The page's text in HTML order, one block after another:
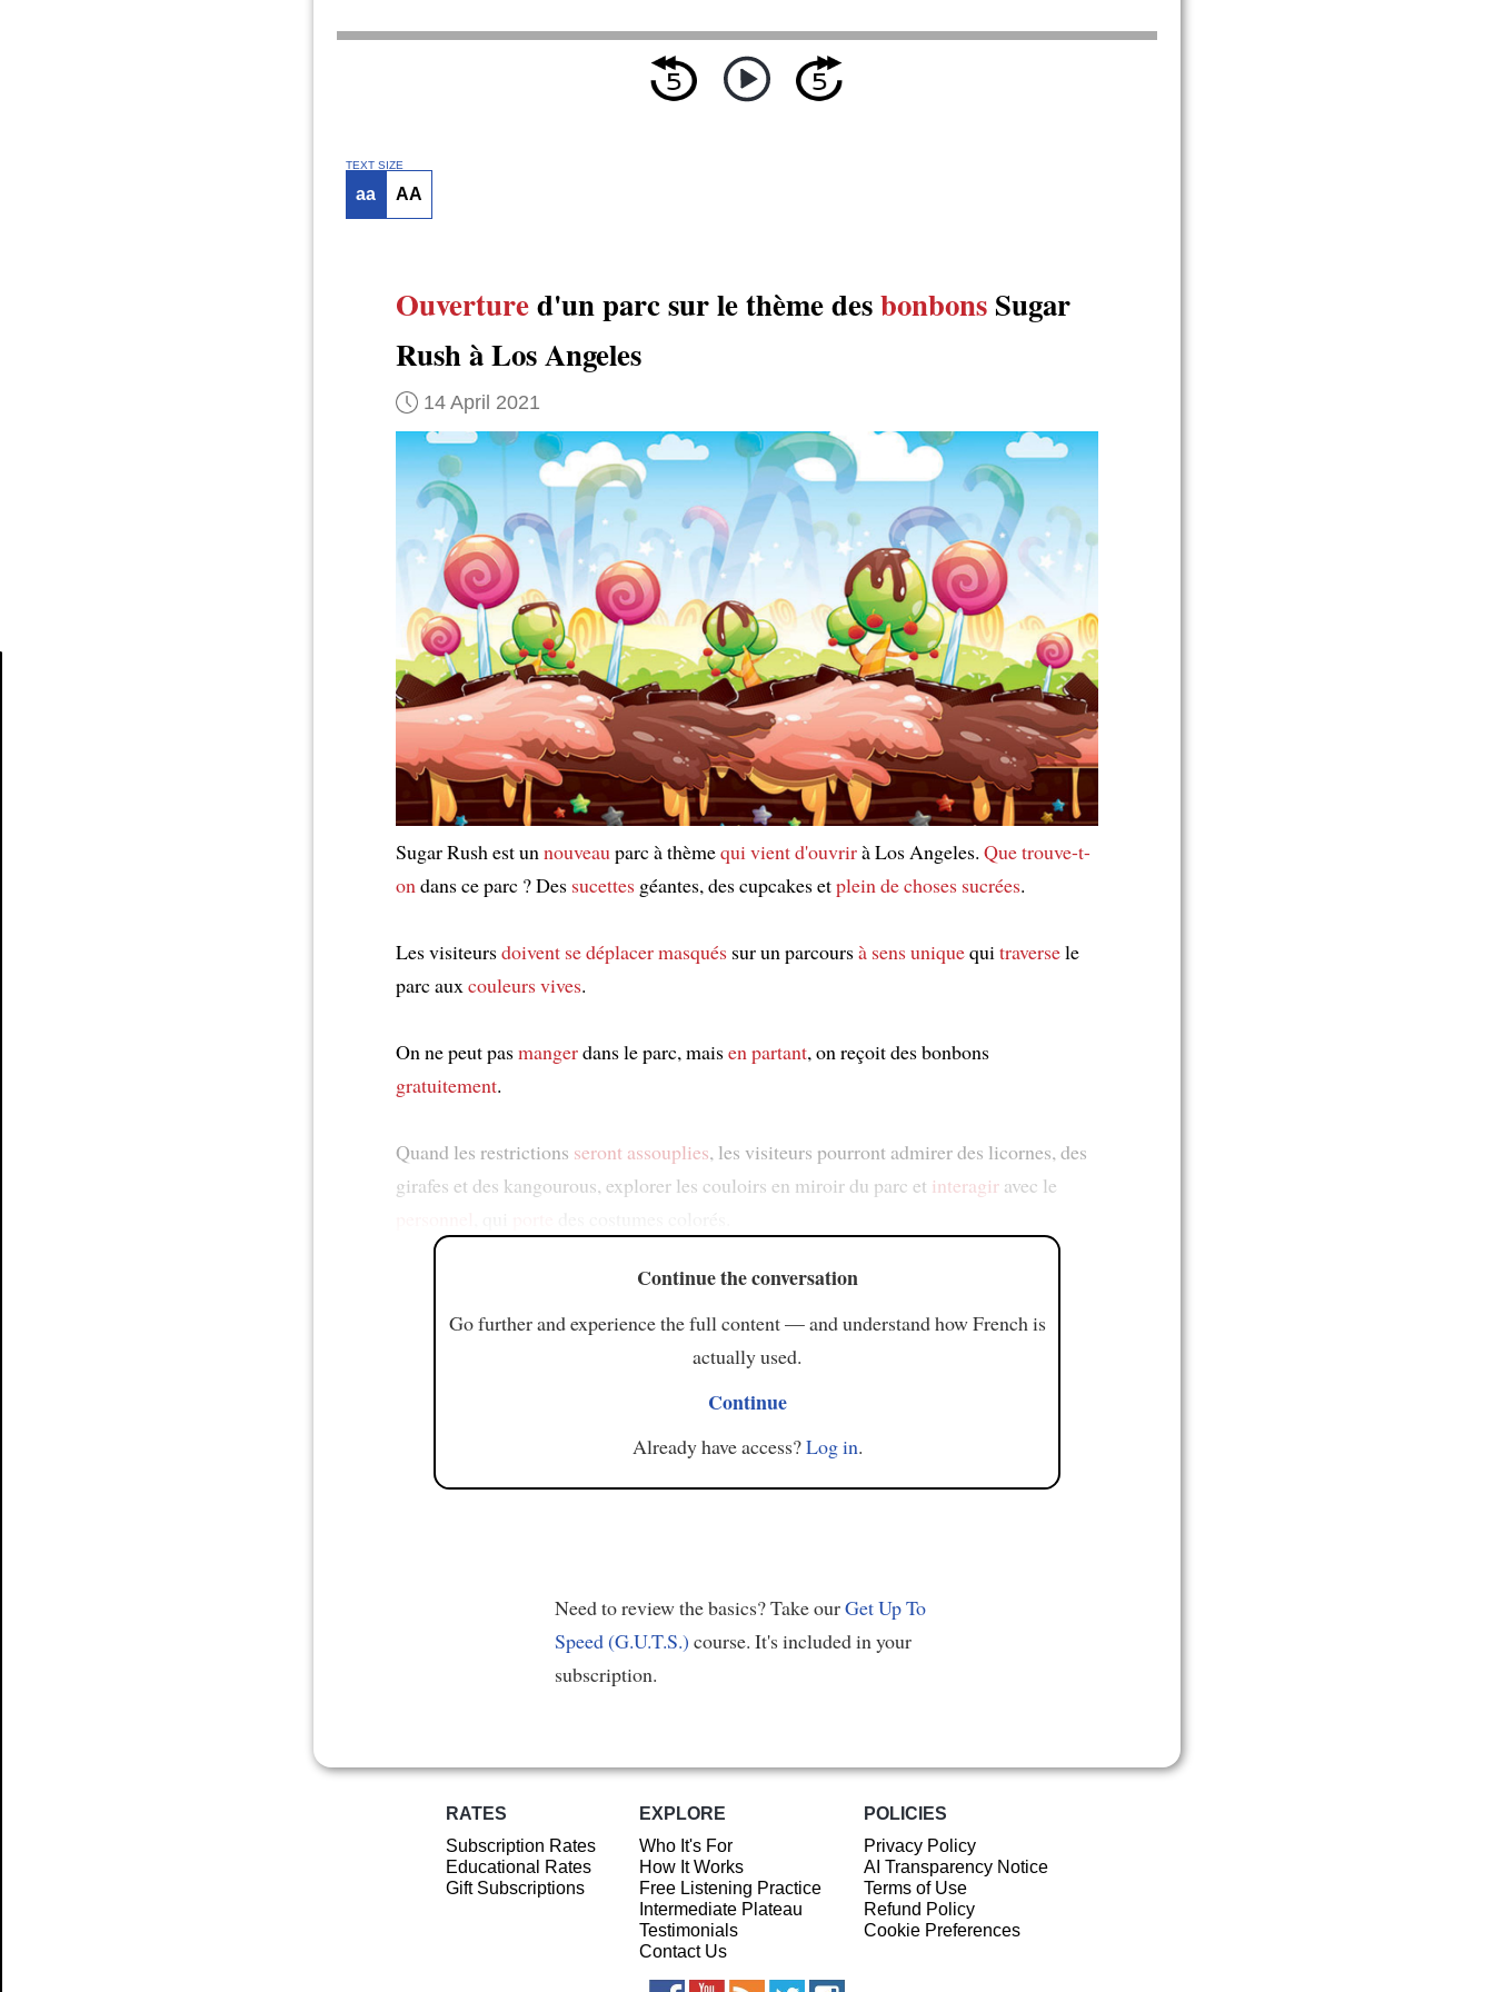
TEXT SIZE
aa AA
Ouvertured'un parc sur le thème desbonbons Sugar
Rush à Los Angeles
14 April 2021
Sugar Rush est un nouveau parc à thèmequi vient d'ouvrirà Los Angeles. Que trouve-t-
on dans ce parc ? Des sucettes géantes, des cupcakes etplein de choses sucrées.
Les visiteursdoivent se déplacermasqués sur un parcoursà sens uniquequi traversele
parc aux couleurs vives.
On ne peut pasmangerdans le parc, maisen partant, on reçoit des bonbons
gratuitement.
Quand les restrictions seront assouplies, les visiteurs pourront admirer des licornes, des
girafes et des kangourous, explorer les couloirs en miroir du parc et interagir avec le
Continue the conversation
Go further and experience the full content — and understand how French is
actually used.
Continue
Already have access?Log in.
Need to review the basics? Take ourGet Up To
Speed (G.U.T.S.) course. It's included in your
subscription.
RATES
Subscription Rates
Educational Rates
Gift Subscriptions
EXPLORE
Who It's For
How It Works
Free Listening Practice
Intermediate Plateau
Testimonials
Contact Us
POLICIES
Privacy Policy
AI Transparency Notice
Terms of Use
Refund Policy
Cookie Preferences